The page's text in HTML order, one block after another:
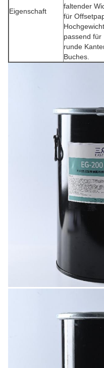
Eigenschaft
faltender
für
passend für
runde
Buches.